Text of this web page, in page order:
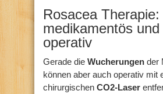
Rosacea Therapie:
medikamentös und
operativ
Gerade die Wucherungen der
können aber auch operativ mit
chirurgischen CO2-Laser